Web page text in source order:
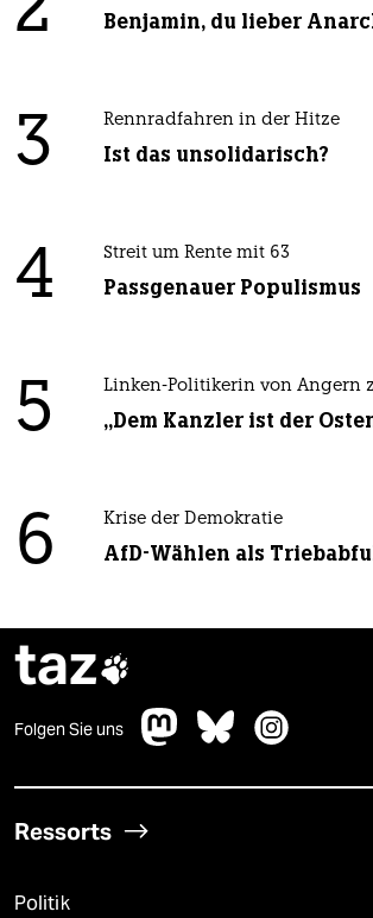
Benjamin, du lieber
3 Rennradfahren in der Hitze
Ist das unsolidarisch?
4 Streit um Rente mit 63
Passgenauer Populismus
5 Linken-Politikerin von Angern
„Dem Kanzler ist der
6 Krise der Demokratie
AfD-Wählen als
taz
Folgen Sie uns
Ressorts
Politik